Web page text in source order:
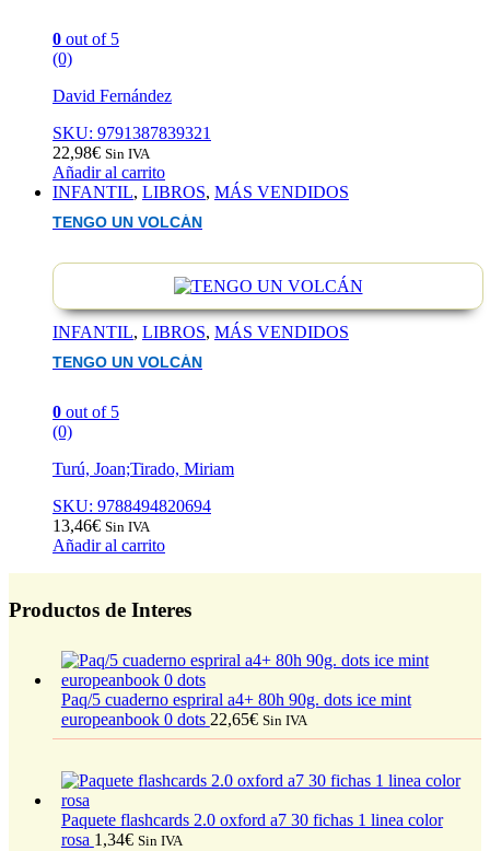
0 out of 5
(0)
David Fernández
SKU: 9791387839321
22,98€ Sin IVA
Añadir al carrito
INFANTIL, LIBROS, MÁS VENDIDOS
TENGO UN VOLCÁN
INFANTIL, LIBROS, MÁS VENDIDOS
TENGO UN VOLCÁN
0 out of 5
(0)
Turú, Joan;Tirado, Miriam
SKU: 9788494820694
13,46€ Sin IVA
Añadir al carrito
Productos de Interes
Paq/5 cuaderno espriral a4+ 80h 90g. dots ice mint
europeanbook 0 dots 22,65€ Sin IVA
Paquete flashcards 2.0 oxford a7 30 fichas 1 linea color
rosa 1,34€ Sin IVA